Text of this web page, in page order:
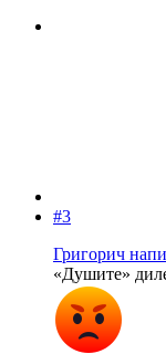
#3
Григорич
«Душите»